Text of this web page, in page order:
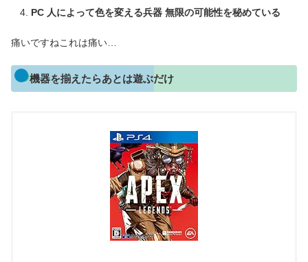
PC 人によって色を変える兵器 無限の可能性を秘めている
痛いですねこれは痛い…
機器を揃えたらあとは遊ぶだけ